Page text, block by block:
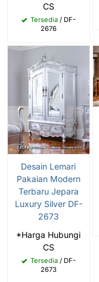
CS
Tersedia/ DF-
2676
Desain Lemari
Pakaian Modern
Terbaru Jepara
Luxury Silver DF-
2673
*Harga Hubungi
CS
Tersedia/ DF-
2673